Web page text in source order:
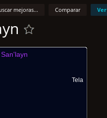
Comparar
mejoras...
Tela